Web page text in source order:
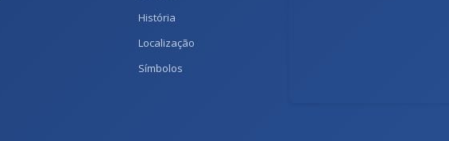
História
Localização
Símbolos